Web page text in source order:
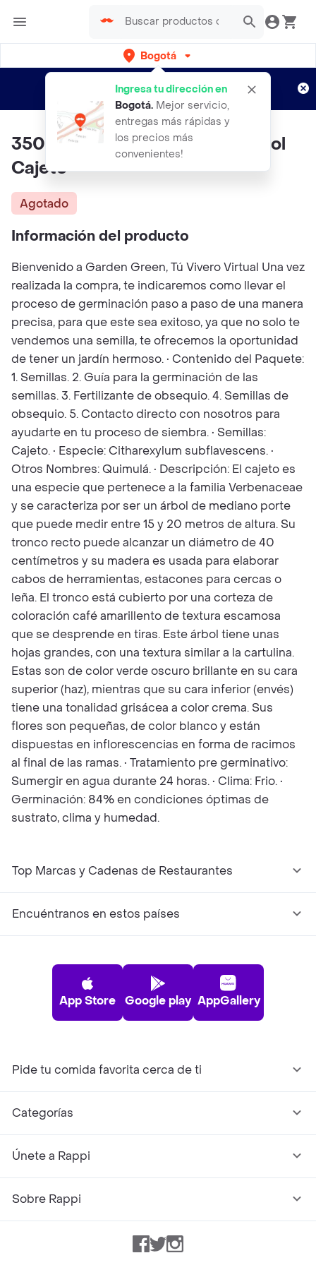
Bogotá
Ingresa tu dirección en
Bogotá. Mejor servicio,
entregas más rápidas y
los precios más
convenientes!
envíos gratis por semanas
Aplican TyC
350 Semillas Orgánicas De Árbol
Cajeto
Agotado
Información del producto
Bienvenido a Garden Green, Tú Vivero Virtual Una vez
realizada la compra, te indicaremos como llevar el
proceso de germinación paso a paso de una manera
precisa, para que este sea exitoso, ya que no solo te
vendemos una semilla, te ofrecemos la oportunidad
de tener un jardín hermoso. • Contenido del Paquete:
1. Semillas. 2. Guía para la germinación de las
semillas. 3. Fertilizante de obsequio. 4. Semillas de
obsequio. 5. Contacto directo con nosotros para
ayudarte en tu proceso de siembra. • Semillas:
Cajeto. • Especie: Citharexylum subflavescens. •
Otros Nombres: Quimulá. • Descripción: El cajeto es
una especie que pertenece a la familia Verbenaceae
y se caracteriza por ser un árbol de mediano porte
que puede medir entre 15 y 20 metros de altura. Su
tronco recto puede alcanzar un diámetro de 40
centímetros y su madera es usada para elaborar
cabos de herramientas, estacones para cercas o
leña. El tronco está cubierto por una corteza de
coloración café amarillento de textura escamosa
que se desprende en tiras. Este árbol tiene unas
hojas grandes, con una textura similar a la cartulina.
Estas son de color verde oscuro brillante en su cara
superior (haz), mientras que su cara inferior (envés)
tiene una tonalidad grisácea a color crema. Sus
flores son pequeñas, de color blanco y están
dispuestas en inflorescencias en forma de racimos
al final de las ramas. • Tratamiento pre germinativo:
Sumergir en agua durante 24 horas. • Clima: Frio. •
Germinación: 84% en condiciones óptimas de
sustrato, clima y humedad.
Top Marcas y Cadenas de Restaurantes
Encuéntranos en estos países
App Store Google play AppGallery
Pide tu comida favorita cerca de ti
Categorías
Únete a Rappi
Sobre Rappi
Facebook
TwitterInstagram